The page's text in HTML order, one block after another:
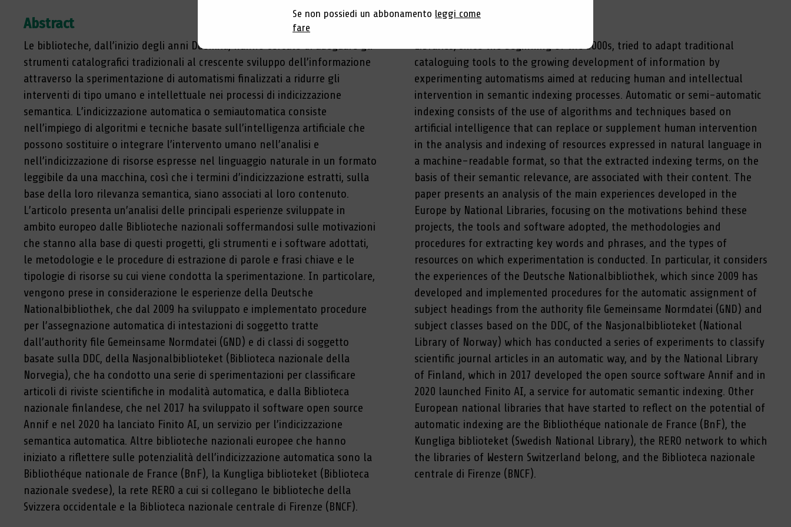
Abstract
Le biblioteche, dall’inizio degli anni Duemila, hanno cercato di adeguare gli
strumenti catalografici tradizionali al crescente sviluppo dell’informazione
attraverso la sperimentazione di automatismi finalizzati a ridurre gli
interventi di tipo umano e intellettuale nei processi di indicizzazione
semantica. L’indicizzazione automatica o semiautomatica consiste
nell’impiego di algoritmi e tecniche basate sull’intelligenza artificiale che
possono sostituire o integrare l’intervento umano nell’analisi e
nell’indicizzazione di risorse espresse nel linguaggio naturale in un formato
leggibile da una macchina, così che i termini d’indicizzazione estratti, sulla
base della loro rilevanza semantica, siano associati al loro contenuto.
L’articolo presenta un’analisi delle principali esperienze sviluppate in
ambito europeo dalle Biblioteche nazionali soffermandosi sulle motivazioni
che stanno alla base di questi progetti, gli strumenti e i software adottati,
le metodologie e le procedure di estrazione di parole e frasi chiave e le
tipologie di risorse su cui viene condotta la sperimentazione. In particolare,
vengono prese in considerazione le esperienze della Deutsche
Nationalbibliothek, che dal 2009 ha sviluppato e implementato procedure
per l’assegnazione automatica di intestazioni di soggetto tratte
dall’authority file Gemeinsame Normdatei (GND) e di classi di soggetto
basate sulla DDC, della Nasjonalbiblioteket (Biblioteca nazionale della
Norvegia), che ha condotto una serie di sperimentazioni per classificare
articoli di riviste scientifiche in modalità automatica, e dalla Biblioteca
nazionale finlandese, che nel 2017 ha sviluppato il software open source
Annif e nel 2020 ha lanciato Finito AI, un servizio per l’indicizzazione
semantica automatica. Altre biblioteche nazionali europee che hanno
iniziato a riflettere sulle potenzialità dell’indicizzazione automatica sono la
Bibliothéque nationale de France (BnF), la Kungliga biblioteket (Biblioteca
nazionale svedese), la rete RERO a cui si collegano le biblioteche della
Svizzera occidentale e la Biblioteca nazionale centrale di Firenze (BNCF).
English abstract
Libraries, since the beginning of the 2000s, tried to adapt traditional
cataloguing tools to the growing development of information by
experimenting automatisms aimed at reducing human and intellectual
intervention in semantic indexing processes. Automatic or semi-automatic
indexing consists of the use of algorithms and techniques based on
artificial intelligence that can replace or supplement human intervention
in the analysis and indexing of resources expressed in natural language in
a machine-readable format, so that the extracted indexing terms, on the
basis of their semantic relevance, are associated with their content. The
paper presents an analysis of the main experiences developed in the
Europe by National Libraries, focusing on the motivations behind these
projects, the tools and software adopted, the methodologies and
procedures for extracting key words and phrases, and the types of
resources on which experimentation is conducted. In particular, it considers
the experiences of the Deutsche Nationalbibliothek, which since 2009 has
developed and implemented procedures for the automatic assignment of
subject headings from the authority file Gemeinsame Normdatei (GND) and
subject classes based on the DDC, of the Nasjonalbiblioteket (National
Library of Norway) which has conducted a series of experiments to classify
scientific journal articles in an automatic way, and by the National Library
of Finland, which in 2017 developed the open source software Annif and in
2020 launched Finito AI, a service for automatic semantic indexing. Other
European national libraries that have started to reflect on the potential of
automatic indexing are the Bibliothéque nationale de France (BnF), the
Kungliga biblioteket (Swedish National Library), the RERO network to which
the libraries of Western Switzerland belong, and the Biblioteca nazionale
centrale di Firenze (BNCF).
Se non possiedi un abbonamento leggi come
fare